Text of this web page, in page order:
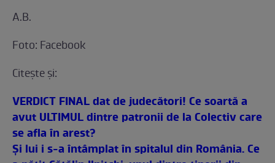
A.B.
Foto: Facebook
Citeşte şi:
VERDICT FINAL dat de judecători! Ce soartă a
avut ULTIMUL dintre patronii de la Colectiv care
se afla în arest?
Și lui i s-a întâmplat în spitalul din România. Ce